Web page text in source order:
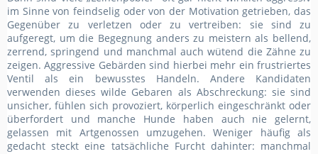
im Sinne von feindselig oder von der Motivation getrieben, das
Gegenüber zu verletzen oder zu vertreiben: sie sind zu
aufgeregt, um die Begegnung anders zu meistern als bellend,
zerrend, springend und manchmal auch wütend die Zähne zu
zeigen. Aggressive Gebärden sind hierbei mehr ein frustriertes
Ventil als ein bewusstes Handeln. Andere Kandidaten
verwenden dieses wilde Gebaren als Abschreckung: sie sind
unsicher, fühlen sich provoziert, körperlich eingeschränkt oder
überfordert und manche Hunde haben auch nie gelernt,
gelassen mit Artgenossen umzugehen. Weniger häufig als
gedacht steckt eine tatsächliche Furcht dahinter: manchmal